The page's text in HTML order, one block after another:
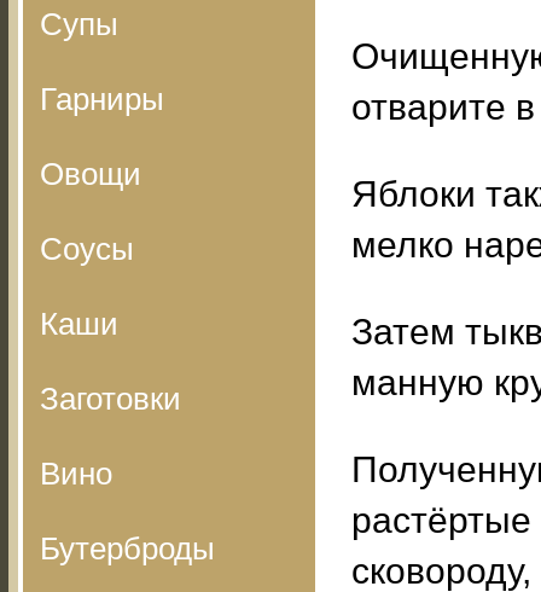
Супы
Гарниры
Овощи
Соусы
Каши
Заготовки
Вино
Бутерброды
отварите
Яблоки
мелко
Затем
манную